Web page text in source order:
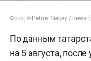
Фото: © Petrov Sergey /
По данным
на 5 августа,